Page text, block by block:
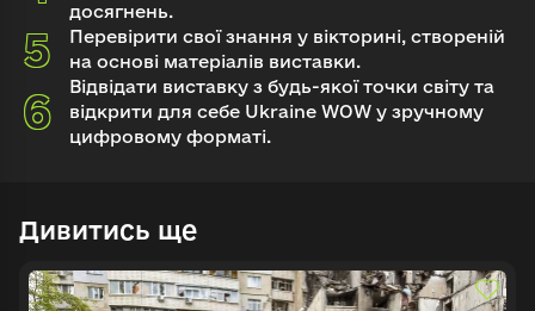
досягнень.
Перевірити свої знання у вікторині, створеній
на основі матеріалів виставки.
Відвідати виставку з будь-якої точки світу та
відкрити для себе Ukraine WOW у зручному
цифровому форматі.
Дивитись ще